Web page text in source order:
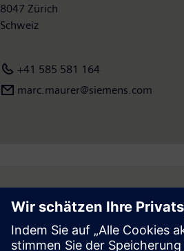
8047 Zürich
Schweiz
+41 585 581 164
marc.maurer@siemens.com
Follow